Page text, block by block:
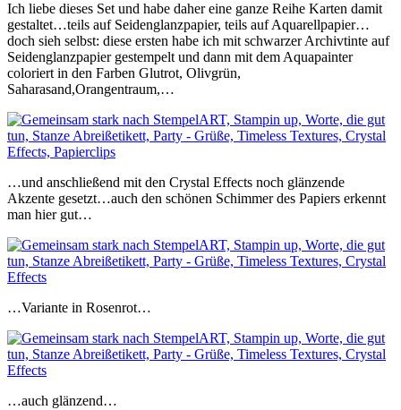
Ich liebe dieses Set und habe daher eine ganze Reihe Karten damit
gestaltet…teils auf Seidenglanzpapier, teils auf Aquarellpapier…
doch sieh selbst: diese ersten habe ich mit schwarzer Archivtinte auf
Seidenglanzpapier gestempelt und dann mit dem Aquapainter
coloriert in den Farben Glutrot, Olivgrün,
Saharasand,Orangentraum,…
…und anschließend mit den Crystal Effects noch glänzende
Akzente gesetzt…auch den schönen Schimmer des Papiers erkennt
man hier gut…
…Variante in Rosenrot…
…auch glänzend…